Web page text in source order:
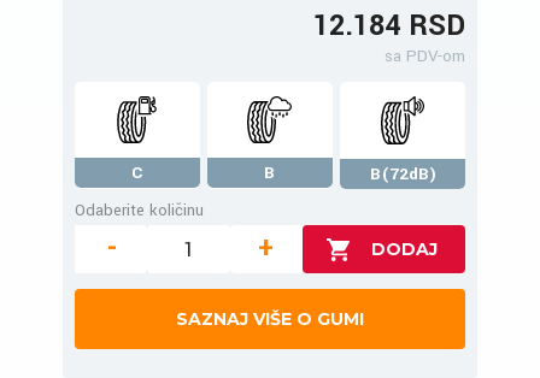
12.184 RSD
sa PDV-om
C B
B(72dB)
Odaberite količinu
- +
SAZNAJ VIŠE O GUMI